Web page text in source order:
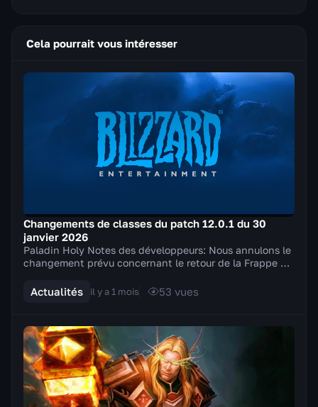
Cela pourrait vous intéresser
Changements de classes du patch 12.0.1 du 30
janvier 2026
Paladin Holy Notes des développeurs: Nous annulons le
changement prévu concernant le retour de la Frappe du
Actualités il y a 1 mois 53 vues